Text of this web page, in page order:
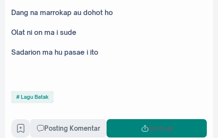
Dang na marrokap au dohot ho
Olat ni on ma i sude
Sadarion ma hu pasae i ito
Lagu Batak
Posting Komentar Berbagi